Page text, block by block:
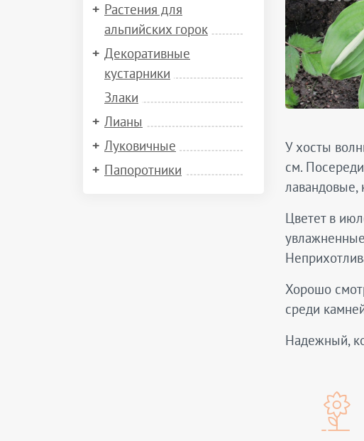
Растения для
альпийских горок
Декоративные
кустарники
Злаки
Лианы
Луковичные
Папоротники
У хосты
см.
лавандовые,
Цветет в
Хорошо
среди
Надежный,